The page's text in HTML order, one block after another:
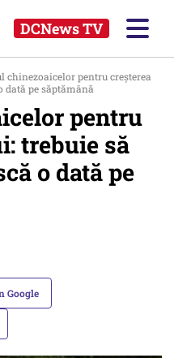
DCNews TV
chinezoaicelor pentru creșterea
dată pe săptămână
pentru
trebuie să
o dată pe
Google